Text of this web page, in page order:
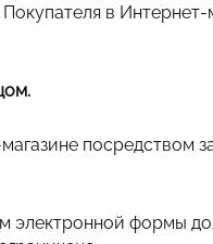
в
посредством
электронной формы